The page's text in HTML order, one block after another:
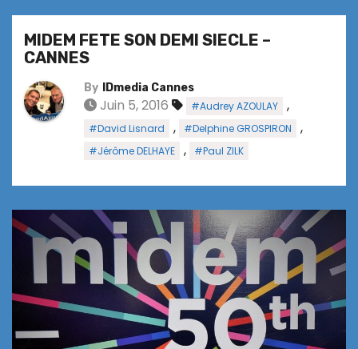
MIDEM FETE SON DEMI SIECLE –
CANNES
By IDmedia Cannes
Juin 5, 2016 #Audrey AZOULAY ,
#David Lisnard , #Delphine GROSPIRON ,
#Jérôme DELHAYE , #Paul ZILK